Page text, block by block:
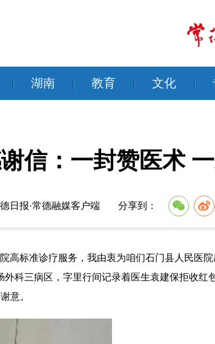
| 湖南 | 教育 | 文化 |
信：一封赞医术
日报·常德融媒客户端 分享到：
高标准诊疗服务，我由衷为咱们石门县人民医院
科三病区，字里行间记录着医生袁建保拒收红
意。